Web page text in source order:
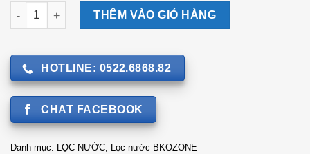
Máy lọc nước + Máy rửa hoa quả, thực phẩm (2 trong 1)
THÊM VÀO GIỎ HÀNG
HOTLINE: 0522.6868.82
CHAT FACEBOOK
Danh mục: LỌC NƯỚC, Lọc nước BKOZONE